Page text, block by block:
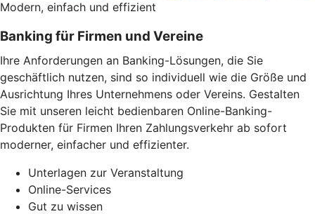
Modern, einfach und effizient
Banking für Firmen und Vereine
Ihre Anforderungen an Banking-Lösungen, die Sie
geschäftlich nutzen, sind so individuell wie die Größe und
Ausrichtung Ihres Unternehmens oder Vereins. Gestalten
Sie mit unseren leicht bedienbaren Online-Banking-
Produkten für Firmen Ihren Zahlungsverkehr ab sofort
moderner, einfacher und effizienter.
Unterlagen zur Veranstaltung
Online-Services
Gut zu wissen